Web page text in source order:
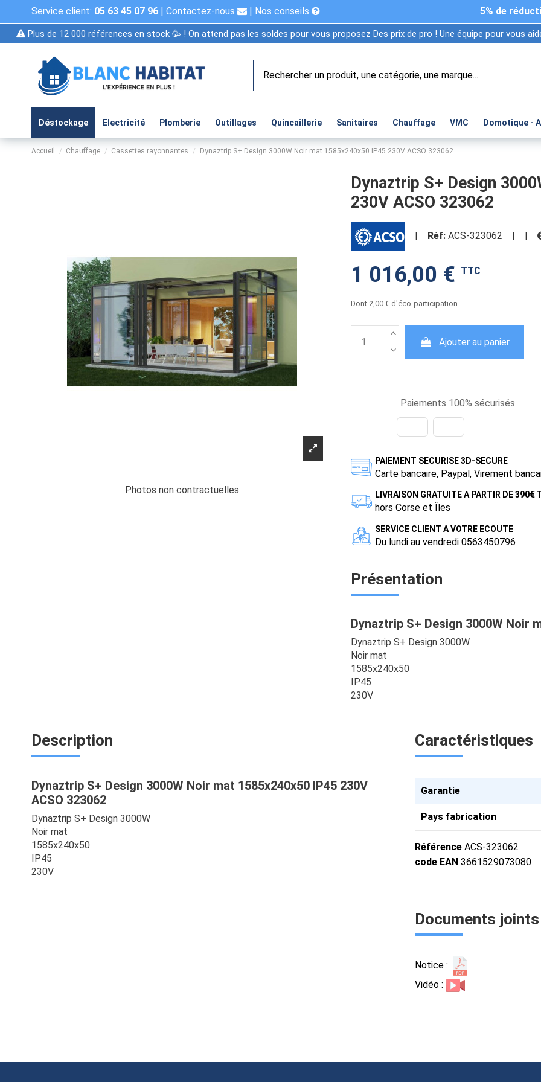
Service client: 05 63 45 07 96 | Contactez-nous | Nos conseils 5% de
Plus de 12 000 références en stock 🥳 ! On attend pas les soldes pour vous proposez Des prix de pro ! Une équipe pour vous
Déstockage Electricité Plomberie Outillages Quincaillerie Sanitaires Chauffage VMC Domotique -
Accueil Chauffage Cassettes rayonnantes Dynaztrip S+ Design 3000W Noir mat 1585x240x50 IP45 230V ACSO 323062
Photos non contractuelles
Dynaztrip S+ Design
230V ACSO 323062
| Réf: ACS-323062 | |
1 016,00 € TTC
Dont 2,00 € d'éco-participation
Ajouter au panier
Paiements 100% sécurisés
PAIEMENT SECURISE 3D-SECURE
Carte bancaire, Paypal, Virement
LIVRAISON GRATUITE A PARTIR DE 390€
hors Corse et Îles
SERVICE CLIENT A VOTRE ECOUTE
Du lundi au vendredi 0563450796
Présentation
Dynaztrip S+ Design 3000W Noir
Dynaztrip S+ Design 3000W
Noir mat
1585x240x50
IP45
230V
Description
Dynaztrip S+ Design 3000W Noir mat 1585x240x50 IP45 230V
ACSO 323062
Dynaztrip S+ Design 3000W
Noir mat
1585x240x50
IP45
230V
Caractéristiques
Garantie
Pays fabrication
Référence ACS-323062
code EAN 3661529073080
Documents joints
Notice :
Vidéo :